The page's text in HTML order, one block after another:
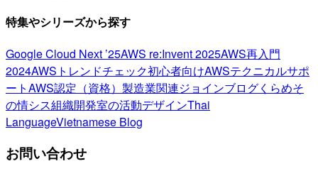
特集やシリーズから探す
Google Cloud Next ’25AWS re:Invent 2025AWS再入門
2024AWSトレンドチェック初心者向けAWSテクニカルサポ
ートAWS認定（資格） 製造業関連ジョインブログくらめそ
の情シス組織開発室の活動デザインThai
LanguageVietnamese Blog
お問い合わせ